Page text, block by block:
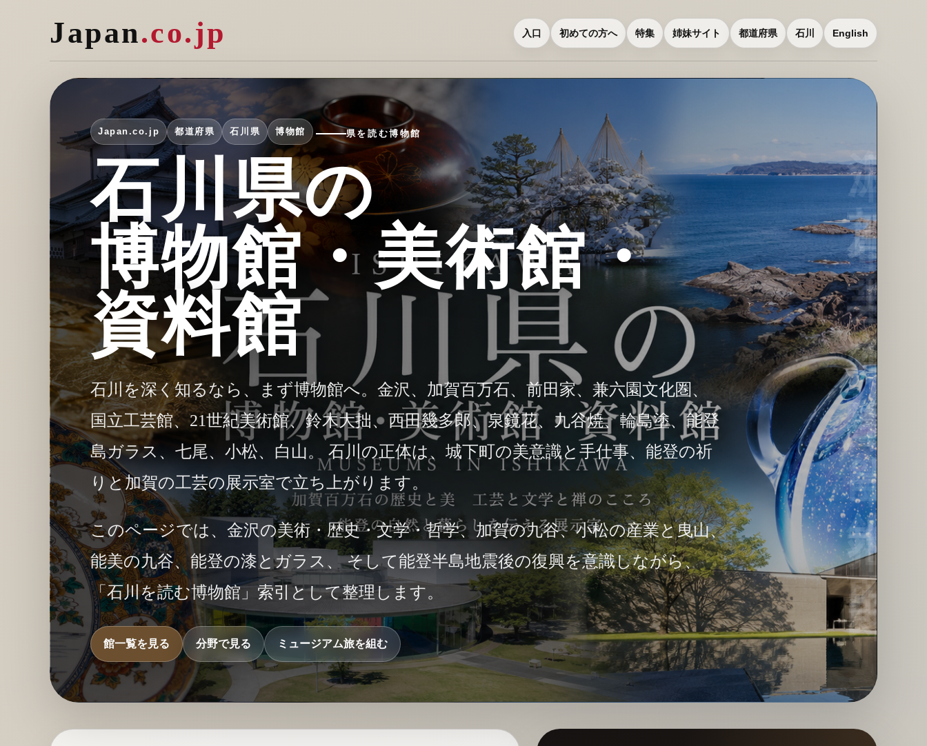
Japan.co.jp 入口 初めての方へ 特集 姉妹サイト 都道府県 石川 English
Japan.co.jp 都道府県 石川県 博物館 県を読む博物館
石川県の
博物館・美術館・
資料館
石川を深く知るなら、まず博物館へ。金沢、加賀百万石、前田家、兼六園文化圏、
国立工芸館、21世紀美術館、鈴木大拙、西田幾多郎、泉鏡花、九谷焼、輪島塗、能登
島ガラス、七尾、小松、白山。 石川の正体は、城下町の美意識と手仕事、能登の祈
りと加賀の工芸の展示室で立ち上がります。
このページでは、金沢の美術・歴史・文学・哲学、加賀の九谷、小松の産業と曳山、
能美の九谷、能登の漆とガラス、 そして能登半島地震後の復興を意識しながら、
「石川を読む博物館」索引として整理します。
館一覧を見る 分野で見る ミュージアム旅を組む